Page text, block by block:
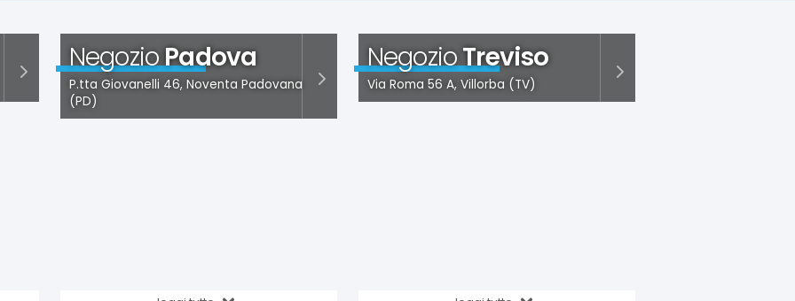
NegozioPadova
P.tta Giovanelli 46, Noventa Padovana
(PD)
NegozioTreviso
Via Roma 56 A, Villorba (TV)